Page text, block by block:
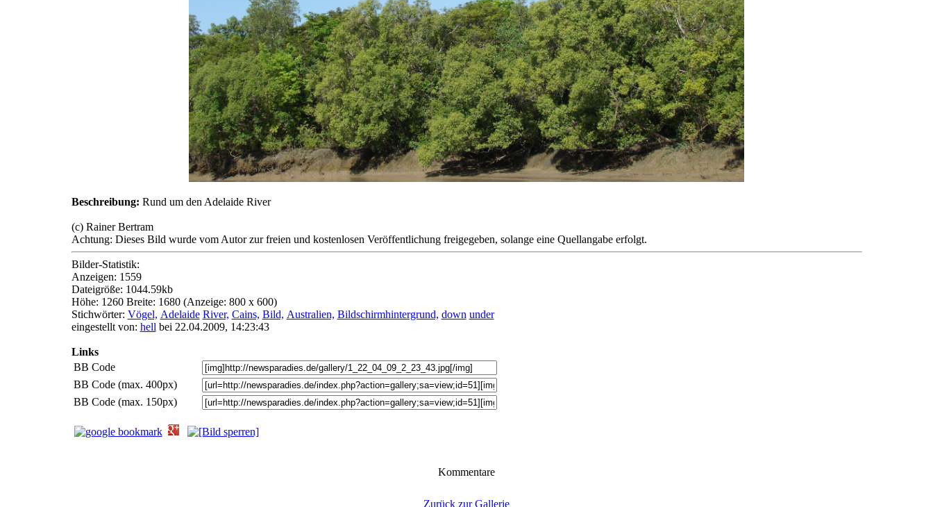
Beschreibung: Rund um den Adelaide River
(c) Rainer Bertram
Achtung: Dieses Bild wurde vom Autor zur freien und kostenlosen Veröffentlichung freigegeben, solange eine Quellangabe erfolgt.
Bilder-Statistik:
Anzeigen: 1559
Dateigröße: 1044.59kb
Höhe: 1260 Breite: 1680 (Anzeige: 800 x 600)
Stichwörter: Vögel, Adelaide River, Cains, Bild, Australien, Bildschirmhintergrund, down under
eingestellt von: hell bei 22.04.2009, 14:23:43
Links
BB Code
BB Code (max. 400px)
BB Code (max. 150px)
Kommentare
Zurück zur Gallerie